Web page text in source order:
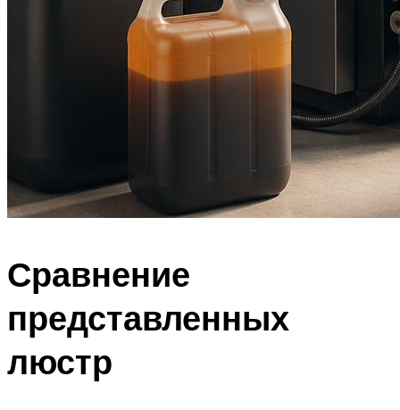
Сравнение
представленных
люстр